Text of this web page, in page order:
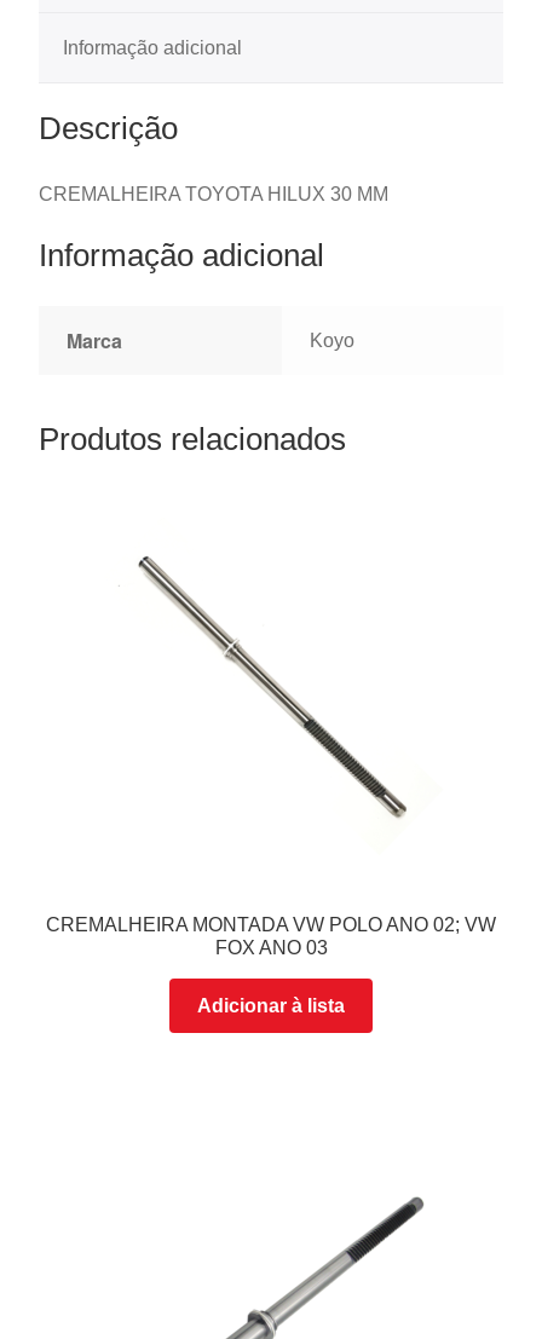
Informação adicional
Descrição
CREMALHEIRA TOYOTA HILUX 30 MM
Informação adicional
Marca Koyo
Produtos relacionados
CREMALHEIRA MONTADA VW POLO ANO 02; VW
FOX ANO 03
Adicionar à lista